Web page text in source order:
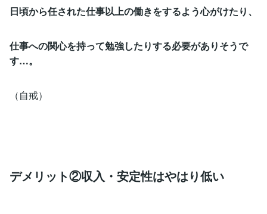
日頃から任された仕事以上の働きをするよう心がけたり、
仕事への関心を持って勉強したりする必要がありそうで
す…。
（自戒）
デメリット②収入・安定性はやはり低い